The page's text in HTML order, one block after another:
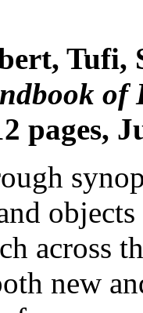
Tufi,
of
pages,
across
new